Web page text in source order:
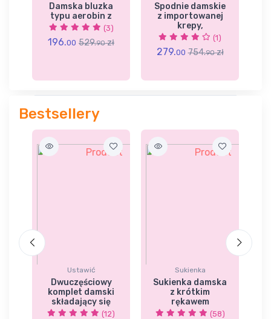
Damska bluzka
typu aerobin z
(3)
196.00 529.90zł
Spodnie damskie
z importowanej
krepy,
(1)
279.00 754.90zł
Bestsellery
Ustawić
Dwuczęściowy
komplet damski
składający się
(12)
Sukienka
Sukienka damska
z krótkim
rękawem
(58)